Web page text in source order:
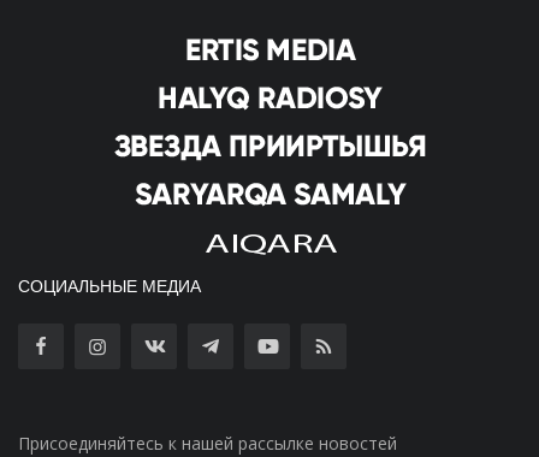
СОЦИАЛЬНЫЕ МЕДИА
Присоединяйтесь к нашей рассылке новостей